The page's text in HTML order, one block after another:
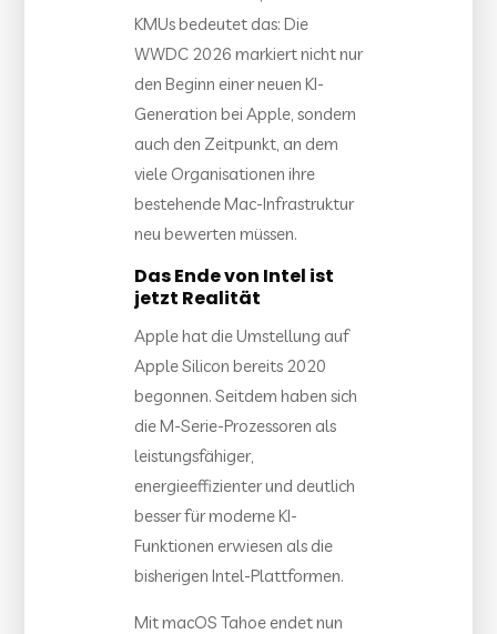
KMUs bedeutet das: Die
WWDC 2026 markiert nicht nur
den Beginn einer neuen KI-
Generation bei Apple, sondern
auch den Zeitpunkt, an dem
viele Organisationen ihre
bestehende Mac-Infrastruktur
neu bewerten müssen.
Das Ende von Intel ist
jetzt Realität
Apple hat die Umstellung auf
Apple Silicon bereits 2020
begonnen. Seitdem haben sich
die M-Serie-Prozessoren als
leistungsfähiger,
energieeffizienter und deutlich
besser für moderne KI-
Funktionen erwiesen als die
bisherigen Intel-Plattformen.
Mit macOS Tahoe endet nun